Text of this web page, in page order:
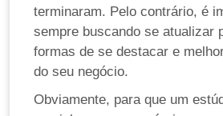
terminaram. Pelo contrário, é
sempre buscando se atualizar
formas de se destacar e
do seu negócio.
Obviamente, para que um